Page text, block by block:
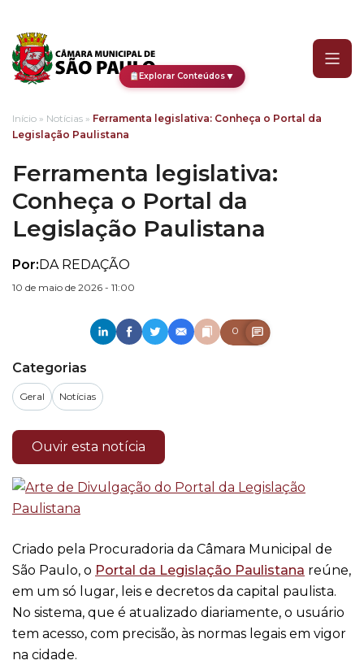
Explorar Conteúdos▼
Início » Notícias » Ferramenta legislativa: Conheça o Portal da
Legislação Paulistana
Ferramenta legislativa:
Conheça o Portal da
Legislação Paulistana
Por:DA REDAÇÃO
10 de maio de 2026 - 11:00
0
Categorias
Geral Notícias
Ouvir esta notícia
Criado pela Procuradoria da Câmara Municipal de
São Paulo, o Portal da Legislação Paulistana reúne,
em um só lugar, leis e decretos da capital paulista.
No sistema, que é atualizado diariamente, o usuário
tem acesso, com precisão, às normas legais em vigor
na cidade.